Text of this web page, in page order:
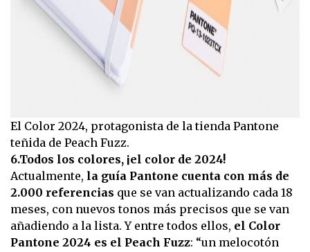
El Color 2024, protagonista de la tienda Pantone
teñida de Peach Fuzz.
6.Todos los colores, ¡el color de 2024!
Actualmente, la guía Pantone cuenta con más de
2.000 referencias que se van actualizando cada 18
meses, con nuevos tonos más precisos que se van
añadiendo a la lista. Y entre todos ellos, el Color
Pantone 2024 es el Peach Fuzz: “un melocotón